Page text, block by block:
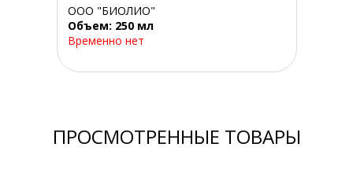
ООО "БИОЛИО"
Объем: 250 мл
Временно нет
ПРОСМОТРЕННЫЕ ТОВАРЫ